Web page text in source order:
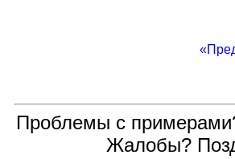
Проблемы с
Жалобы?